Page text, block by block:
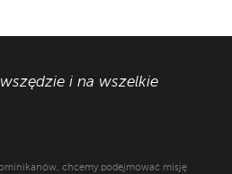
i na wszelkie
chcemy podejmować misję